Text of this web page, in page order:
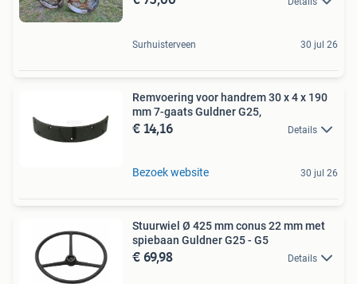
Surhuisterveen 30 jul 26
Remvoering voor handrem 30 x 4 x 190
mm 7-gaats Guldner G25,
€ 14,16 Details
Bezoek website 30 jul 26
Stuurwiel Ø 425 mm conus 22 mm met
spiebaan Guldner G25 - G5
€ 69,98 Details